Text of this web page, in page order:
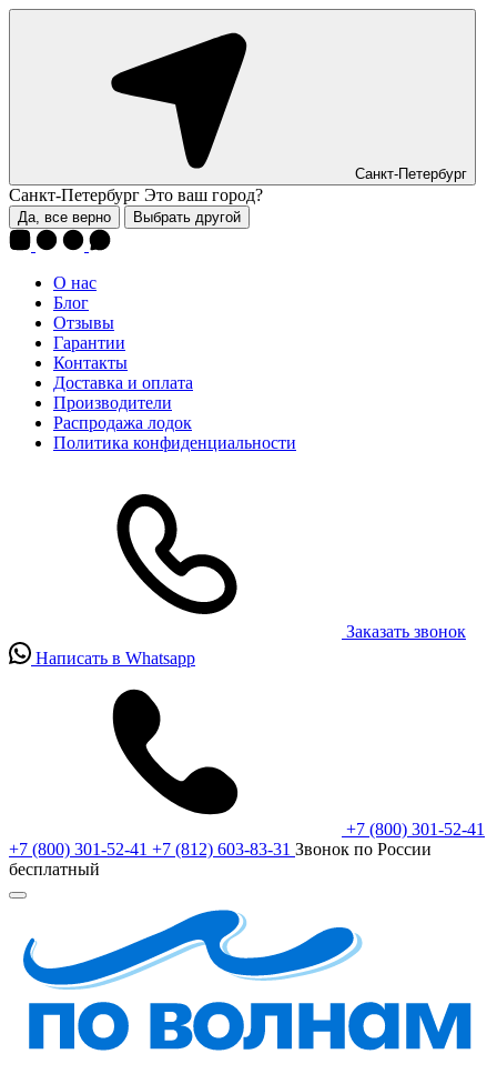
Санкт-Петербург
Санкт-Петербург Это ваш город?
Да, все верно Выбрать другой
О нас
Блог
Отзывы
Гарантии
Контакты
Доставка и оплата
Производители
Распродажа лодок
Политика конфиденциальности
Заказать звонок
Написать в Whatsapp
+7 (800) 301-52-41
+7 (800) 301-52-41 +7 (812) 603-83-31 Звонок по России
бесплатный